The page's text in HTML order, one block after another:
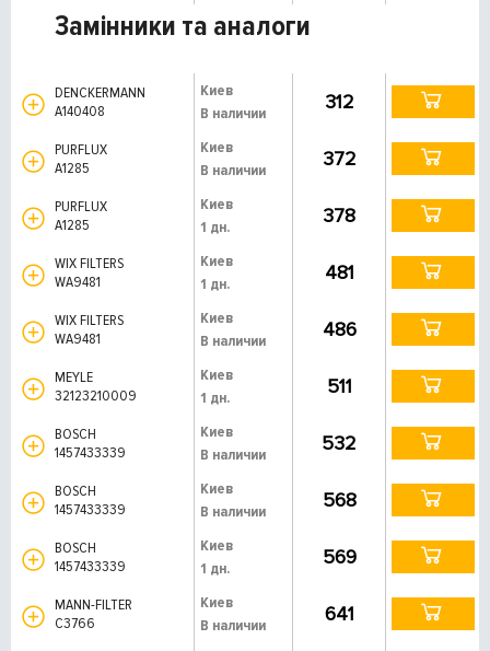
Замінники та аналоги
DENCKERMANN
A140408
Киев
В наличии
312
PURFLUX
A1285
Киев
В наличии
372
PURFLUX
A1285
Киев
1 дн.
378
WIX FILTERS
WA9481
Киев
1 дн.
481
WIX FILTERS
WA9481
Киев
В наличии
486
MEYLE
32123210009
Киев
1 дн.
511
BOSCH
1457433339
Киев
В наличии
532
BOSCH
1457433339
Киев
В наличии
568
BOSCH
1457433339
Киев
1 дн.
569
MANN-FILTER
C3766
Киев
В наличии
641